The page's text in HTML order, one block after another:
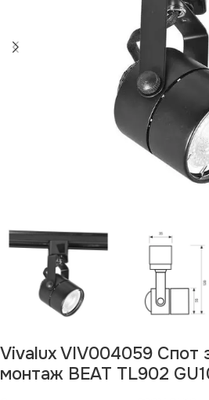
Vivalux VIV004059 Спот
монтаж BEAT TL902